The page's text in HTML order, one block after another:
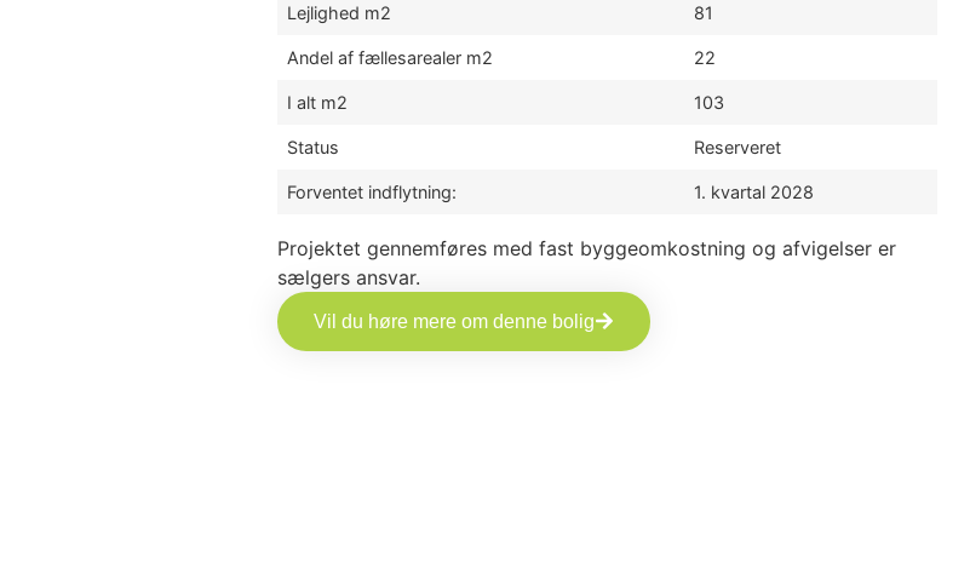
Lejlighed m2 81
Andel af fællesarealer m2 22
I alt m2 103
Status Reserveret
Forventet indflytning: 1. kvartal 2028
Projektet gennemføres med fast byggeomkostning og afvigelser er
sælgers ansvar.
Vil du høre mere om denne bolig